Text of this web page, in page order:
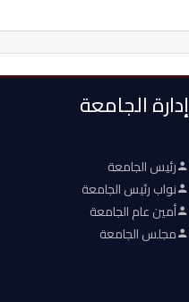
إدارة الجامعة
رئيس الجامعة
نواب رئيس الجامعة
أمين عام الجامعة
مجلس الجامعة